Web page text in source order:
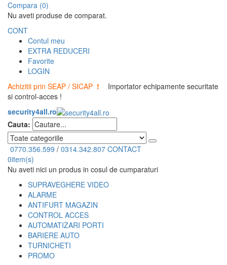
Compara (0)
Nu aveti produse de comparat.
CONT
Contul meu
EXTRA REDUCERI
Favorite
LOGIN
Achizitii prin SEAP / SICAP !
Importator echipamente securitate
si control-acces !
security4all.ro
Cauta:
0770.356.599 / 0314.342.807 CONTACT
0item(s)
Nu aveti nici un produs in cosul de cumparaturi
SUPRAVEGHERE VIDEO
ALARME
ANTIFURT MAGAZIN
CONTROL ACCES
AUTOMATIZARI PORTI
BARIERE AUTO
TURNICHETI
PROMO